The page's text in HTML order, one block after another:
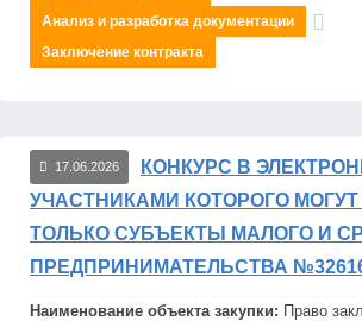
Анализ и разработка документации
Заключение контракта
17.06.2026
КОНКУРС В
УЧАСТНИКАМИ КОТОРОГО
ТОЛЬКО СУБЪЕКТЫ МАЛОГО И
ПРЕДПРИНИМАТЕЛЬСТВА
Наименование объекта закупки: Право